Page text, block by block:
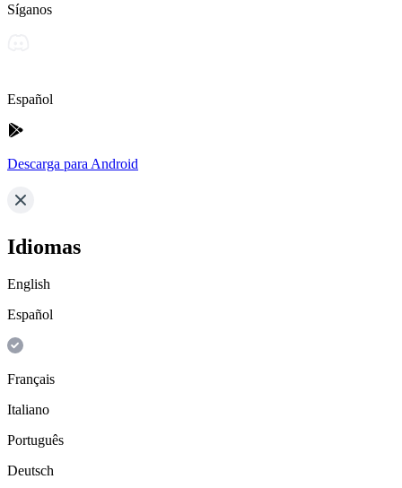
Síganos
Español
Descarga para Android
Idiomas
English
Español
Français
Italiano
Português
Deutsch